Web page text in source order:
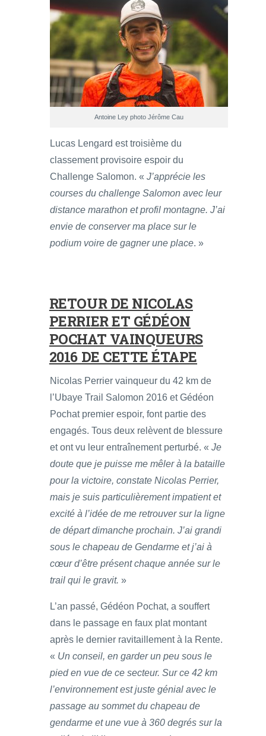
Antoine Ley photo Jérôme Cau
Lucas Lengard est troisième du
classement provisoire espoir du
Challenge Salomon. « J’apprécie les
courses du challenge Salomon avec leur
distance marathon et profil montagne. J’ai
envie de conserver ma place sur le
podium voire de gagner une place. »
RETOUR DE NICOLAS
PERRIER ET GÉDÉON
POCHAT VAINQUEURS
2016 DE CETTE ÉTAPE
Nicolas Perrier vainqueur du 42 km de
l’Ubaye Trail Salomon 2016 et Gédéon
Pochat premier espoir, font partie des
engagés. Tous deux relèvent de blessure
et ont vu leur entraînement perturbé. « Je
doute que je puisse me mêler à la bataille
pour la victoire, constate Nicolas Perrier,
mais je suis particulièrement impatient et
excité à l’idée de me retrouver sur la ligne
de départ dimanche prochain. J’ai grandi
sous le chapeau de Gendarme et j’ai à
cœur d’être présent chaque année sur le
trail qui le gravit. »
L’an passé, Gédéon Pochat, a souffert
dans le passage en faux plat montant
après le dernier ravitaillement à la Rente.
« Un conseil, en garder un peu sous le
pied en vue de ce secteur. Sur ce 42 km
l’environnement est juste génial avec le
passage au sommet du chapeau de
gendarme et une vue à 360 degrés sur la